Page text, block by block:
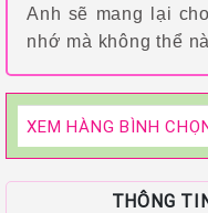
Anh sẽ mang lại
nhớ mà không thể
XEM HÀNG BÌNH
THÔNG